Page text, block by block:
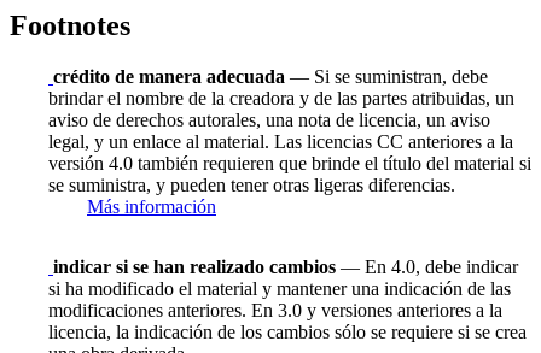
Footnotes
crédito de manera adecuada — Si se suministran, debe
brindar el nombre de la creadora y de las partes atribuidas, un
aviso de derechos autorales, una nota de licencia, un aviso
legal, y un enlace al material. Las licencias CC anteriores a la
versión 4.0 también requieren que brinde el título del material si
se suministra, y pueden tener otras ligeras diferencias.
Más información
indicar si se han realizado cambios — En 4.0, debe indicar
si ha modificado el material y mantener una indicación de las
modificaciones anteriores. En 3.0 y versiones anteriores a la
licencia, la indicación de los cambios sólo se requiere si se crea